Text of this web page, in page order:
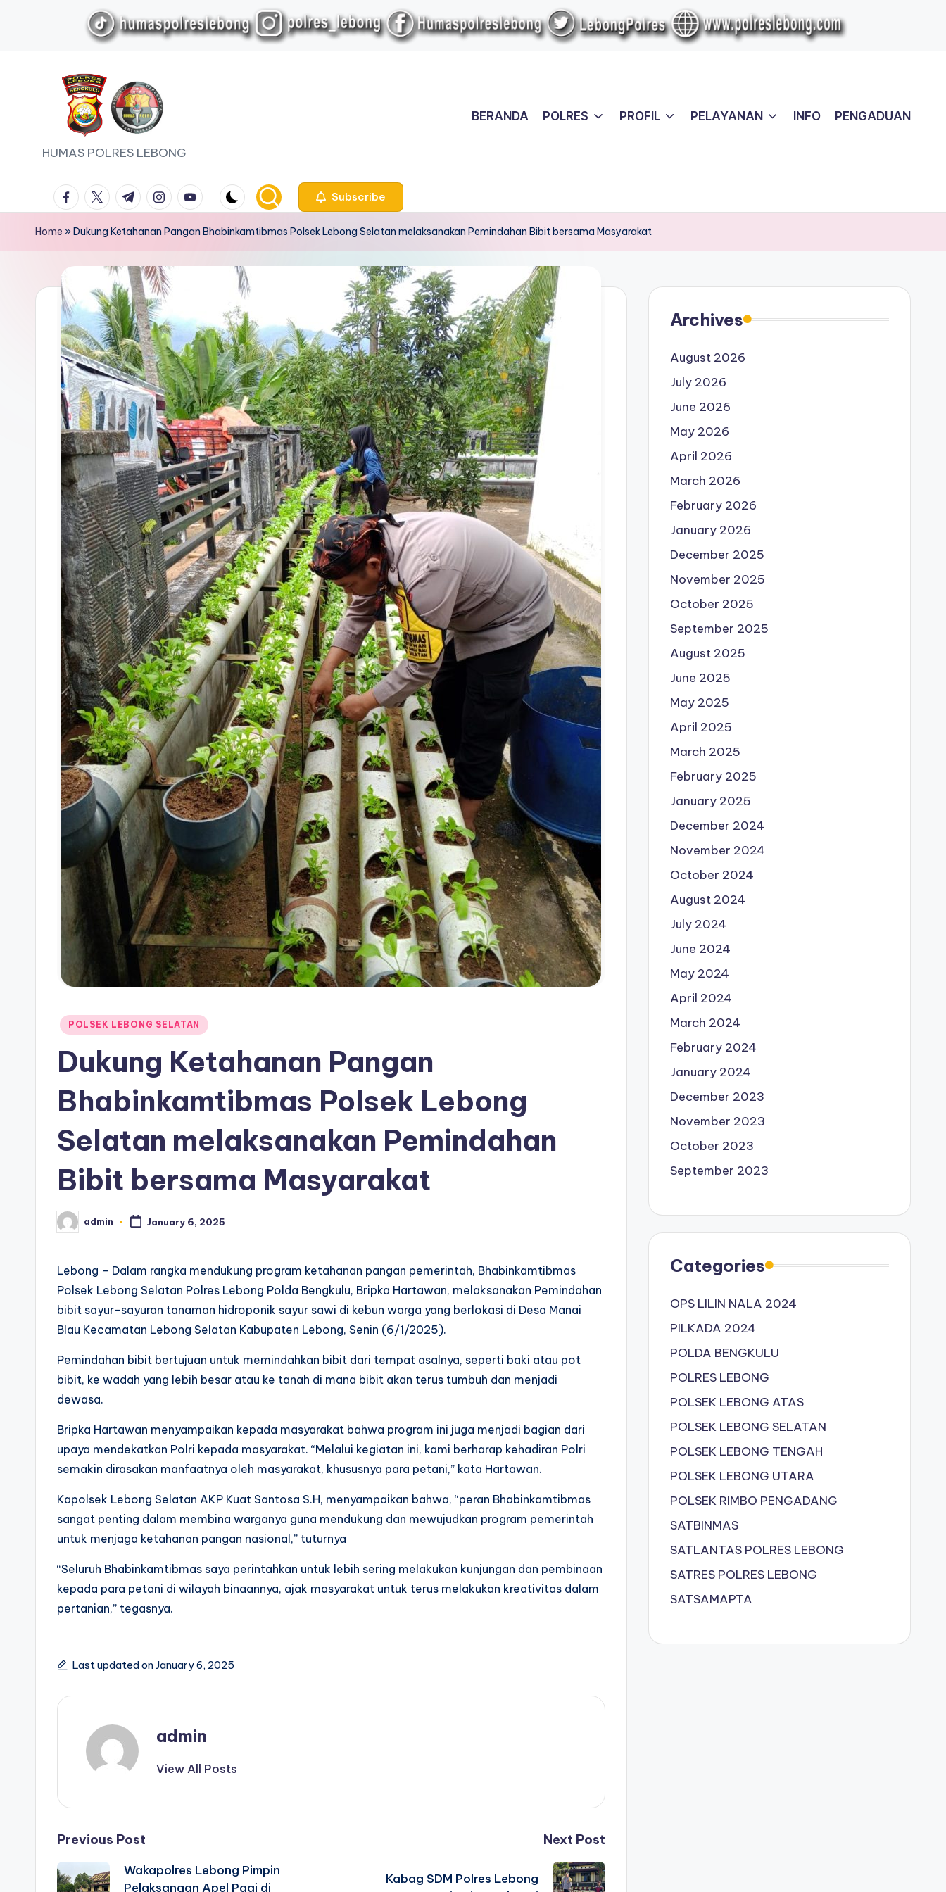
HUMAS POLRES LEBONG
BERANDA POLRES PROFIL PELAYANAN INFO PENGADUAN
facebook.com
twitter.com
t.me instagram.com
youtube.com Subscribe
Home »Dukung Ketahanan Pangan Bhabinkamtibmas Polsek Lebong Selatan melaksanakan Pemindahan Bibit bersama Masyarakat
Posted
POLSEK LEBONG SELATAN
Dukung Ketahanan Pangan
Bhabinkamtibmas Polsek Lebong
Selatan melaksanakan Pemindahan
Bibit bersama Masyarakat
Posted
by
admin January 6, 2025
Lebong – Dalam rangka mendukung program ketahanan pangan pemerintah, Bhabinkamtibmas
Polsek Lebong Selatan Polres Lebong Polda Bengkulu, Bripka Hartawan, melaksanakan Pemindahan
bibit sayur-sayuran tanaman hidroponik sayur sawi di kebun warga yang berlokasi di Desa Manai
Blau Kecamatan Lebong Selatan Kabupaten Lebong, Senin (6/1/2025).
Pemindahan bibit bertujuan untuk memindahkan bibit dari tempat asalnya, seperti baki atau pot
bibit, ke wadah yang lebih besar atau ke tanah di mana bibit akan terus tumbuh dan menjadi
dewasa.
Bripka Hartawan menyampaikan kepada masyarakat bahwa program ini juga menjadi bagian dari
upaya mendekatkan Polri kepada masyarakat. “Melalui kegiatan ini, kami berharap kehadiran Polri
semakin dirasakan manfaatnya oleh masyarakat, khususnya para petani,” kata Hartawan.
Kapolsek Lebong Selatan AKP Kuat Santosa S.H, menyampaikan bahwa, “peran Bhabinkamtibmas
sangat penting dalam membina warganya guna mendukung dan mewujudkan program pemerintah
untuk menjaga ketahanan pangan nasional,” tuturnya
“Seluruh Bhabinkamtibmas saya perintahkan untuk lebih sering melakukan kunjungan dan pembinaan
kepada para petani di wilayah binaannya, ajak masyarakat untuk terus melakukan kreativitas dalam
pertanian,” tegasnya.
Last updated on January 6, 2025
admin
View All Posts
Post
navigation
Previous Post
Wakapolres Lebong Pimpin
Pelaksanaan Apel Pagi di
Next Post
Kabag SDM Polres Lebong
Archives
August 2026
July 2026
June 2026
May 2026
April 2026
March 2026
February 2026
January 2026
December 2025
November 2025
October 2025
September 2025
August 2025
June 2025
May 2025
April 2025
March 2025
February 2025
January 2025
December 2024
November 2024
October 2024
August 2024
July 2024
June 2024
May 2024
April 2024
March 2024
February 2024
January 2024
December 2023
November 2023
October 2023
September 2023
Categories
OPS LILIN NALA 2024
PILKADA 2024
POLDA BENGKULU
POLRES LEBONG
POLSEK LEBONG ATAS
POLSEK LEBONG SELATAN
POLSEK LEBONG TENGAH
POLSEK LEBONG UTARA
POLSEK RIMBO PENGADANG
SATBINMAS
SATLANTAS POLRES LEBONG
SATRES POLRES LEBONG
SATSAMAPTA